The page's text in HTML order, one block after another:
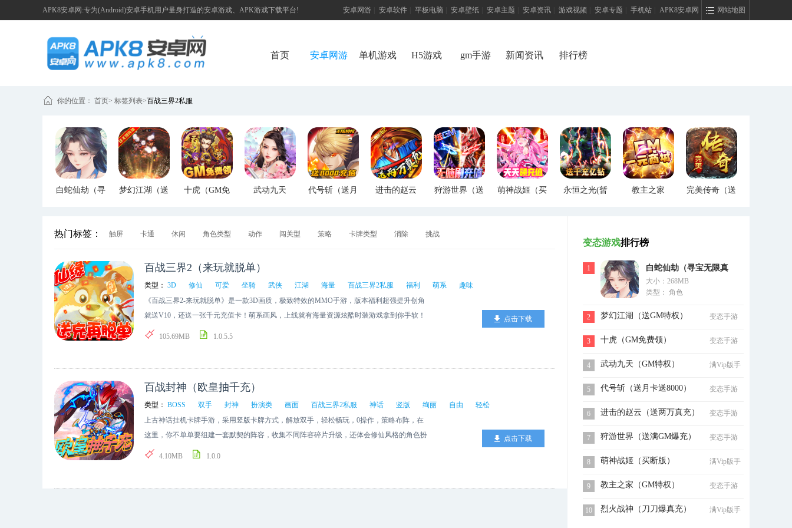
APK8安卓网:专为(Android)安卓手机用户量身打造的安卓游戏、APK游戏下载平台! 网站地图
安卓网游 安卓软件 平板电脑 安卓壁纸 安卓主题 安卓资讯 游戏视频 安卓专题 手机站 APK8安卓网
首页 安卓网游 单机游戏 H5游戏 gm手游 新闻资讯 排行榜
你的位置： 首页> 标签列表>百战三界2私服
白蛇仙劫（寻
梦幻江湖（送
十虎（GM免
武动九天
代号斩（送月
进击的赵云
狩游世界（送
萌神战姬（买
永恒之光(暂
教主之家
完美传奇（送
热门标签： 触屏 卡通 休闲 角色类型 动作 闯关型 策略 卡牌类型 消除 挑战
百战三界2（来玩就脱单）
类型： 3D 修仙 可爱 坐骑 武侠 江湖 海量 百战三界2私服 福利 萌系
趣味
《百战三界2-来玩就脱单》是一款3D画质，极致特效的MMO手游，版本福利超强提升创角
就送V10，还送一张千元充值卡！萌系画风，上线就有海量资源炫酷时装游戏拿到你手软！
各路大侠还等什么，再不玩你就老了，甭说修仙了！多种职业，可爱侍宠，趣味坐骑，百变
105.69MB 1.0.5.5
点击下载
百战封神（欧皇抽千充）
类型： BOSS 双手 封神 扮演类 画面 百战三界2私服 神话 竖版 绚丽 自由
轻松
上古神话挂机卡牌手游，采用竖版卡牌方式，解放双手，轻松畅玩，0操作，策略布阵，在
这里，你不单单要组建一套默契的阵容，收集不同阵容碎片升级，还体会修仙风格的角色扮
演类游戏体验，千万封神粉丝期待之作呼之欲出! 绚丽画面构建唯美封神世界!发现不一样的
4.10MB 1.0.0
点击下载
变态游戏排行榜
1
白蛇仙劫（寻宝无限真
充）
大小：268MB
类型： 角色
2 梦幻江湖（送GM特权） 变态手游
3 十虎（GM免费领） 变态手游
4 武动九天（GM特权）
满Vip版手
5
代号斩（送月卡送8000） 变态手游
6 进击的赵云（送两万真充） 变态手游
7 狩游世界（送满GM爆充） 变态手游
8 萌神战姬（买断版）
满Vip版手
9
教主之家（GM特权） 变态手游
10 烈火战神（刀刀爆真充）
满Vip版手